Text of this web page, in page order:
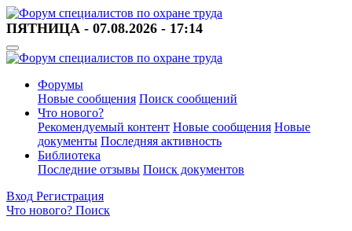
ПЯТНИЦА - 07.08.2026 - 17:14
Форумы
Новые сообщения Поиск сообщений
Что нового?
Рекомендуемый контент Новые сообщения Новые
документы Последняя активность
Библиотека
Последние отзывы Поиск документов
Вход Регистрация
Что нового? Поиск